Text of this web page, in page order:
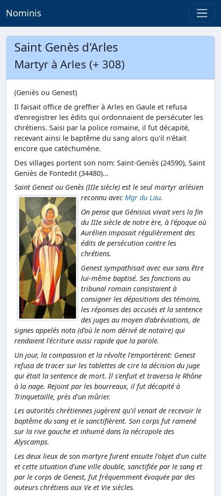
Nominis
Saint Genès d'Arles
Martyr à Arles (+ 308)
(Geniès ou Genest)
Il faisait office de greffier à Arles en Gaule et refusa
d'enregistrer les édits qui ordonnaient de persécuter les
chrétiens. Saisi par la police romaine, il fut décapité,
recevant ainsi le baptême du sang alors qu'il n'était
encore que catéchumène.
Des villages portent son nom: Saint-Geniès (24590), Saint
Geniès de Fontedit (34480)...
Saint Genest ou Genès (IIIe siècle) est le seul martyr arlésien
reconnu avec Mgr du Lau.
On pense que Génisius vivait vers la fin
du IIIe siècle de notre ère, à l'époque où
Aurélien imposait régulièrement des
édits de persécution contre les
chrétiens.
Genest sympathisait avec eux sans être
lui-même baptisé. Ses fonctions au
tribunal romain consistaient à
consigner les dépositions des témoins,
les réponses des accusés et la sentence
des juges au moyen d'abréviations, de
signes appelés nota (d'où le nom dérivé de notaire) qui
rendaient l'écriture aussi rapide que la parole.
Un jour, la compassion et la révolte l'emportèrent: Genest
refusa de tracer sur les tablettes de cire la décision du juge
qui était la sentence de mort. Il s'enfuit et traversa le Rhône
à la nage. Rejoint par les bourreaux, il fut décapité à
Trinquetaille, près d'un mûrier.
Les autorités chrétiennes jugèrent qu'il venait de recevoir le
baptême du sang et le sanctifièrent. Son corps fut ramené
sur la rive gauche et inhumé dans la nécropole des
Alyscamps.
Les deux lieux de son martyre furent ensuite l'objet d'un culte
et cette situation d'une ville double, sanctifiée par le sang et
par le corps de Genest, fut fréquemment évoquée par des
auteurs chrétiens aux Ve et Vie siècles.